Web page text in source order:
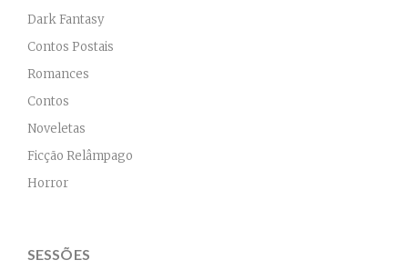
Dark Fantasy
Contos Postais
Romances
Contos
Noveletas
Ficção Relâmpago
Horror
SESSÕES